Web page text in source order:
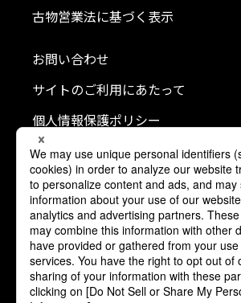
古物営業法に基づく表示
お問い合わせ
サイトのご利用にあたって
個人情報保護ポリシー
クッキーポリシー
利用者情報の外部送信について
ソーシャルメディアポリシー
コミュニティガイドライン
公式SNS